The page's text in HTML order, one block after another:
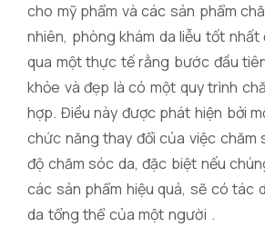
cho mỹ phẩm và các sản phẩm
nhiên, phòng khám da liễu tốt nhất
qua một thực tế rằng bước đầu
khỏe và đẹp là có một quy trình
hợp. Điều này được phát hiện bởi
chức năng thay đổi của việc chăm
độ chăm sóc da, đặc biệt nếu
các sản phẩm hiệu quả, sẽ có tác
da tổng thể của một người .